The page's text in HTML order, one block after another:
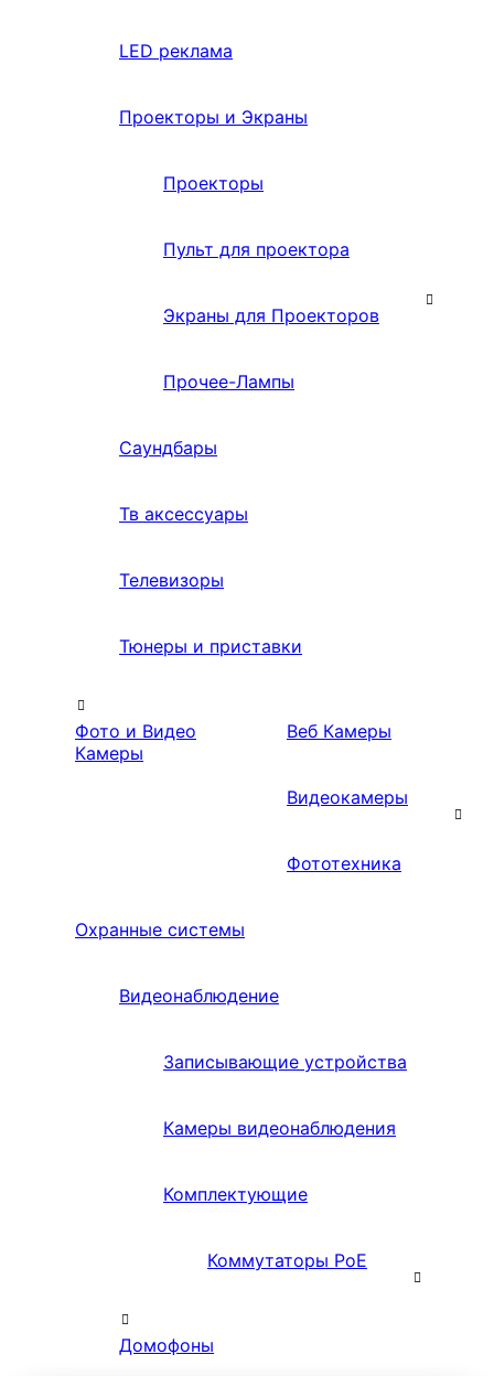
LED реклама
Проекторы и Экраны
Проекторы
Пульт для проектора
Экраны для Проекторов
Прочее-Лампы
Саундбары
Тв аксессуары
Телевизоры
Тюнеры и приставки
Фото и Видео
Камеры
Веб Камеры
Видеокамеры
Фототехника
Охранные системы
Видеонаблюдение
Записывающие устройства
Камеры видеонаблюдения
Комплектующие
Коммутаторы PoE
Домофоны